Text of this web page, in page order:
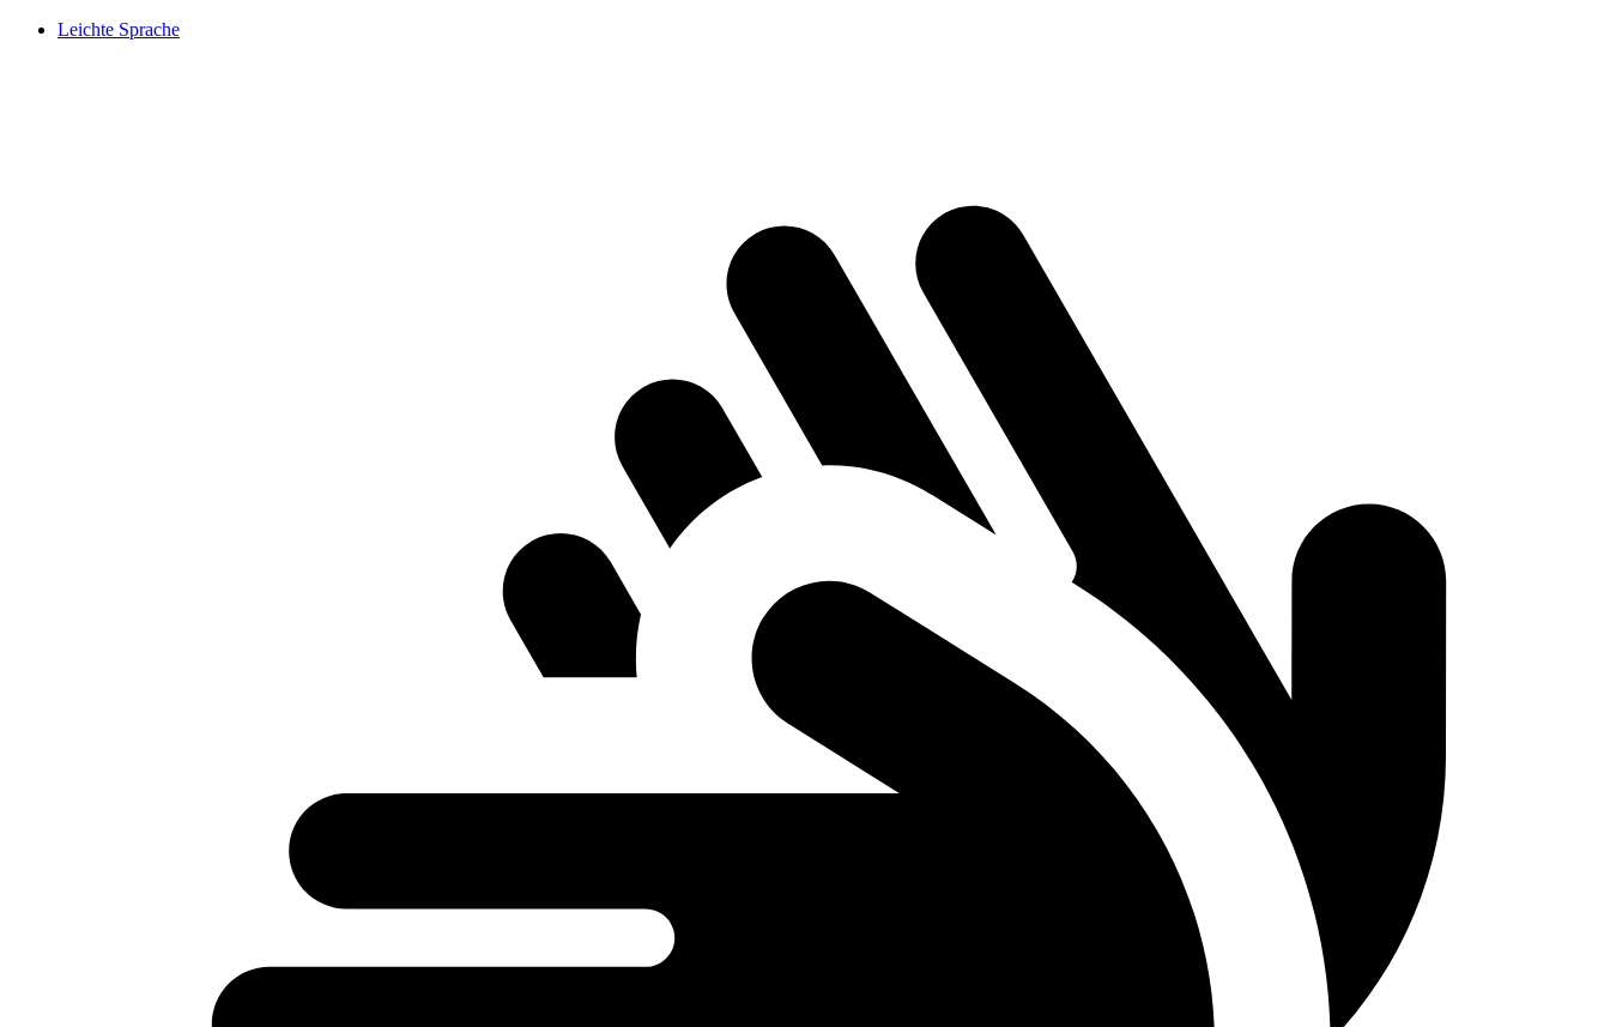
Leichte Sprache